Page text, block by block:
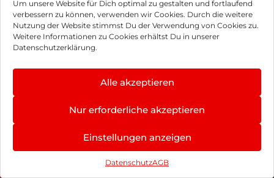
Um unsere Website für Dich optimal zu gestalten und fortlaufend
verbessern zu können, verwenden wir Cookies. Durch die weitere
Nutzung der Website stimmst Du der Verwendung von Cookies zu.
Weitere Informationen zu Cookies erhältst Du in unserer
Datenschutzerklärung.
Alle akzeptieren
Nur erforderliche akzeptieren
Einstellungen anzeigen
DatenschutzAGB
Impressum
Hinweis zur Batterieentsorgung
Newsletter
, Brodos AG – All Rights Reserved.